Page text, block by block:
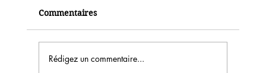
Commentaires
Rédigez un commentaire...